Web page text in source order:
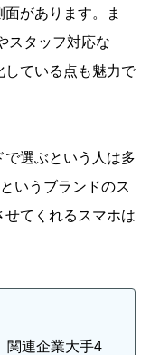
があります。ま
スタッフ対応な
している点も魅力で
選ぶという人は多
いうブランドのス
てくれるスマホは
関連企業大手4